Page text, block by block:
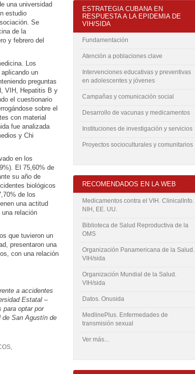
una universidad
estudio
Se
de la
y febrero del
Los
un
preguntas
VIH, Hepatitis B y
el cuestionario
sobre el
con material
fue analizada
y Chi
en los
El 75,60% de
su año de
biológicos
de los
una actitud
relación
que tuvieron un
presentaron una
con una relación
a accidentes
Estatal –
para optar por
de San Agustín de
,
ESTRATEGIA CUBANA EN
RESPUESTA A LA EPIDEMIA DE
VIH/SIDA
Fundamentación
Atención a poblaciones clave
Intervenciones educativas y preventivas
en adolescentes y jóvenes
Campañas y comunicación social
Desarrollo de vacunas y medicamentos
Instituciones de investigación y servicios
Proyectos socioculturales y comunitarios
RECOMENDADOS EN LA WEB
Medicamentos contra el VIH. ClinicalInfo.
NIH, EE. UU.
Biblioteca de Salud Reproductiva de la
OMS
Organización Panamericana de la Salud.
VIH/sida
Organización Mundial de la Salud.
VIH/sida
Datos. Onusida
MedlinePlus. Enfermedades de
transmisión sexual
Ver más...